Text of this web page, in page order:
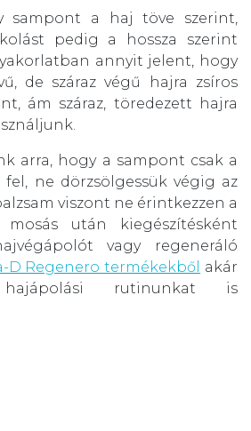
sampont a haj töve szerint,
pedig a hossza szerint
annyit jelent, hogy
de száraz végű hajra zsíros
ám száraz, töredezett hajra
arra, hogy a sampont csak a
ne dörzsölgessük végig az
viszont ne érintkezzen a
után kiegészítésként
vagy regeneráló
D Regenero termékekből akár
rutinunkat is